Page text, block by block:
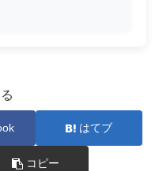
はてブ
コピー